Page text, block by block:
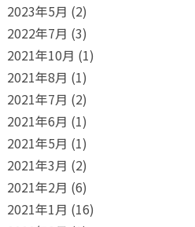
2023年5月 (2)
2022年7月 (3)
2021年10月 (1)
2021年8月 (1)
2021年7月 (2)
2021年6月 (1)
2021年5月 (1)
2021年3月 (2)
2021年2月 (6)
2021年1月 (16)